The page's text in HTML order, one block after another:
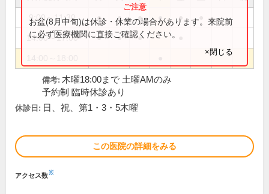
9:00～11:30 ● ● ● ● ●
14:00～17:00 ● ● ●
お盆(8月中旬)は休診・休業の場合があります。来院前
に必ず医療機関に直接ご確認ください。
×閉じる
備考: 木曜18:00まで 土曜AMのみ
予約制 臨時休診あり
休診日: 日、祝、第1・3・5木曜
この医院の詳細をみる
アクセス数※